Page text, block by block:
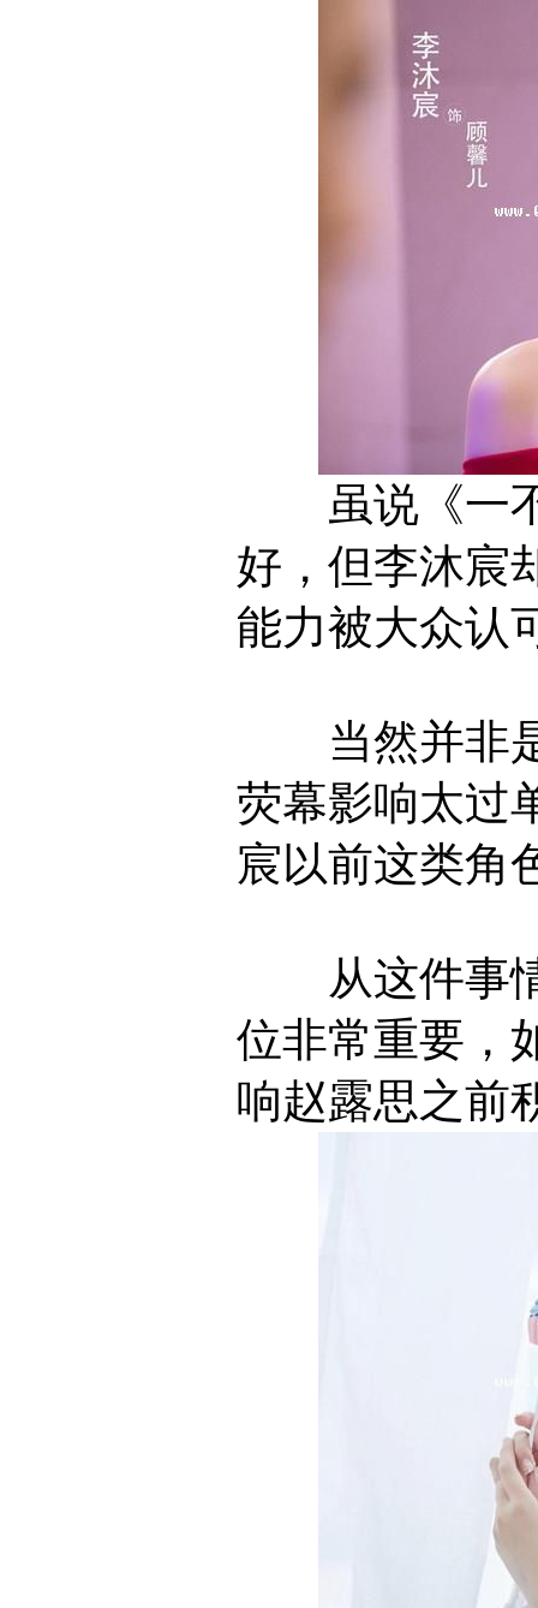
虽说《一不
好，但李沐宸
能力被大众认
当然并非是
荧幕影响太过
宸以前这类角
从这件事情
位非常重要，
响赵露思之前